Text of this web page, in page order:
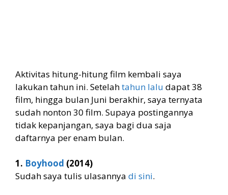
Aktivitas hitung-hitung film kembali saya
lakukan tahun ini. Setelahtahun lalu dapat 38
film, hingga bulan Juni berakhir, saya ternyata
sudah nonton 30 film. Supaya postingannya
tidak kepanjangan, saya bagi dua saja
daftarnya per enam bulan.
1. Boyhood (2014)
Sudah saya tulis ulasannya di sini.